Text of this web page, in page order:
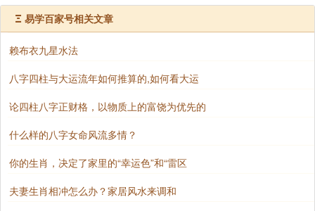
Ξ 易学百家号相关文章
赖布衣九星水法
八字四柱与大运流年如何推算的,如何看大运
论四柱八字正财格，以物质上的富饶为优先的
什么样的八字女命风流多情？
你的生肖，决定了家里的“幸运色”和“雷区
夫妻生肖相冲怎么办？家居风水来调和